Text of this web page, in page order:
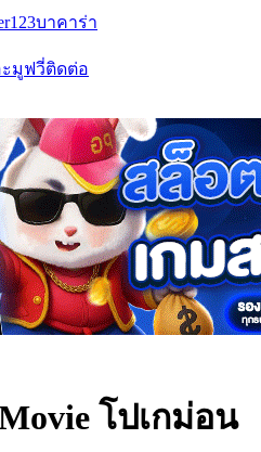
บาคาร่า
ะมูฟวี่ติดต่อ
โปเกม่อน